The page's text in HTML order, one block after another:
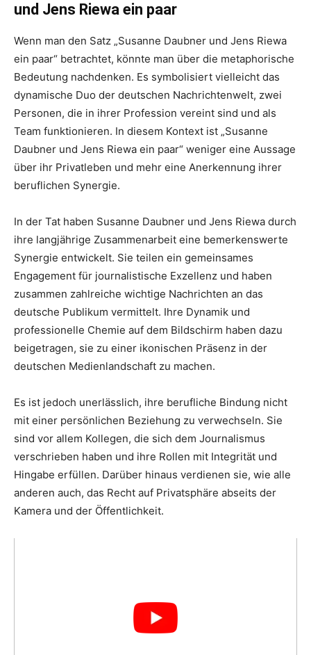
und Jens Riewa ein paar
Wenn man den Satz „Susanne Daubner und Jens Riewa
ein paar“ betrachtet, könnte man über die metaphorische
Bedeutung nachdenken. Es symbolisiert vielleicht das
dynamische Duo der deutschen Nachrichtenwelt, zwei
Personen, die in ihrer Profession vereint sind und als
Team funktionieren. In diesem Kontext ist „Susanne
Daubner und Jens Riewa ein paar“ weniger eine Aussage
über ihr Privatleben und mehr eine Anerkennung ihrer
beruflichen Synergie.
In der Tat haben Susanne Daubner und Jens Riewa durch
ihre langjährige Zusammenarbeit eine bemerkenswerte
Synergie entwickelt. Sie teilen ein gemeinsames
Engagement für journalistische Exzellenz und haben
zusammen zahlreiche wichtige Nachrichten an das
deutsche Publikum vermittelt. Ihre Dynamik und
professionelle Chemie auf dem Bildschirm haben dazu
beigetragen, sie zu einer ikonischen Präsenz in der
deutschen Medienlandschaft zu machen.
Es ist jedoch unerlässlich, ihre berufliche Bindung nicht
mit einer persönlichen Beziehung zu verwechseln. Sie
sind vor allem Kollegen, die sich dem Journalismus
verschrieben haben und ihre Rollen mit Integrität und
Hingabe erfüllen. Darüber hinaus verdienen sie, wie alle
anderen auch, das Recht auf Privatsphäre abseits der
Kamera und der Öffentlichkeit.